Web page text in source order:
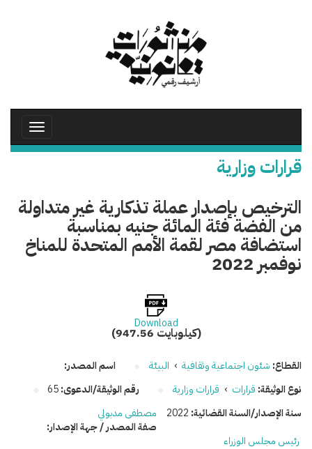
Toggle
قرارات وزارية
الترخيص بإصدار عملة تذكارية غير متداولة
من الفضة فئة المائة جنيه بمناسبة
استضافة مصر لقمة الأمم المتحدة للمناخ
نوفمبر 2022
Download
(947.56 كيلوبايت)
القطاع: شئون اجتماعية وثقافية › البيئة
نوع الوثيقة: قرارات › قرارات وزارية رقم الوثيقة/الدعوى:65
سنة الإصدار/السنة القضائية: 2022
اسم المصدر:
مصطفى مدبولي
صفة المصدر / جهة الإصدار:
رئيس مجلس الوزراء